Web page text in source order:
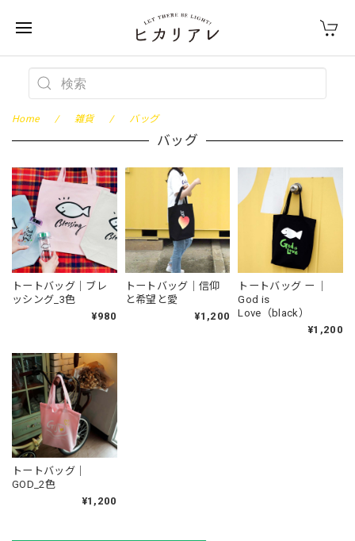
Home 雑貨 バッグ
バッグ
トートバッグ｜ブレ
ッシング_3色
¥980
トートバッグ｜信仰
と希望と愛
¥1,200
トートバッグ ー ｜
God is
Love（black）
¥1,200
トートバッグ｜
GOD_2色
¥1,200